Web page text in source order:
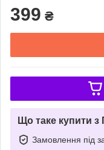
399 ₴
Що таке купити
Замовлення під